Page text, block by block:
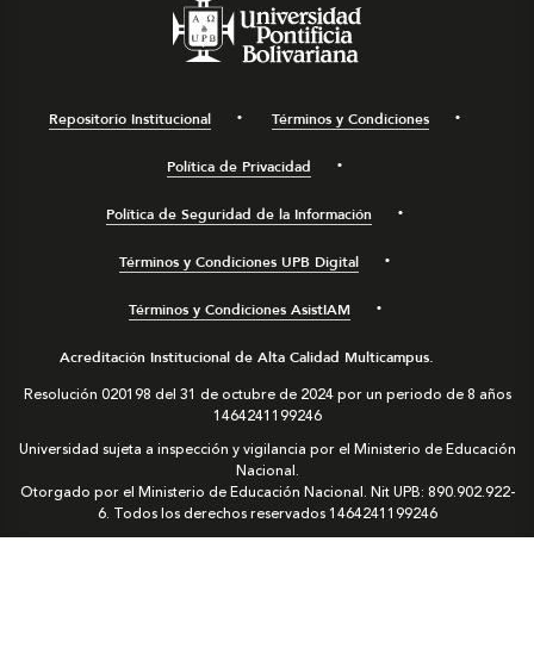
Repositorio Institucional Términos y Condiciones
Política de Privacidad
Política de Seguridad de la Información
Términos y Condiciones UPB Digital
Términos y Condiciones AsistIAM
Acreditación Institucional de Alta Calidad Multicampus.
Resolución 020198 del 31 de octubre de 2024 por un periodo de 8 años
1464241199246
Universidad sujeta a inspección y vigilancia por el Ministerio de Educación
Nacional.
Otorgado por el Ministerio de Educación Nacional. Nit UPB: 890.902.922-
6. Todos los derechos reservados1464241199246